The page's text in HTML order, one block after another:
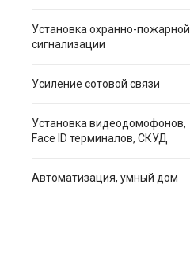
Установка охранно-пожарной
сигнализации
Усиление сотовой связи
Установка видеодомофонов,
Face ID терминалов, СКУД
Автоматизация, умный дом